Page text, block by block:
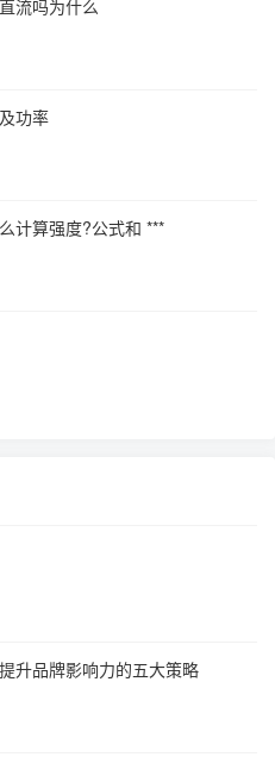
流吗为什么
功率
计算强度?公式和 ***
升品牌影响力的五大策略